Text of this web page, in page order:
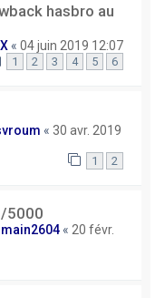
hasbro au
« 04 juin 2019 12:07
1 2 3 4 5 6
« 30 avr. 2019
1 2
5000
« 20 févr.